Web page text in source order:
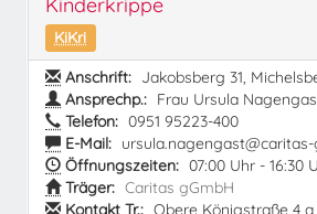
KiKri
Anschrift: Jakobsberg 31,
Ansprechp.: Frau Ursula
Telefon: 0951 95223-400
E-Mail:
Öffnungszeiten: 07:00 Uhr - 16:30
Träger: Caritas gGmbH
Kontakt Tr.: Obere Königstraße 4 a